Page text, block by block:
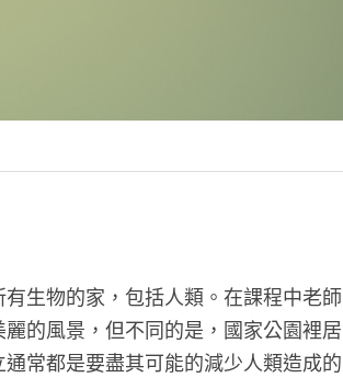
生物的家，包括人類。在課程中老師
的風景，但不同的是，國家公園裡居
常都是要盡其可能的減少人類造成的